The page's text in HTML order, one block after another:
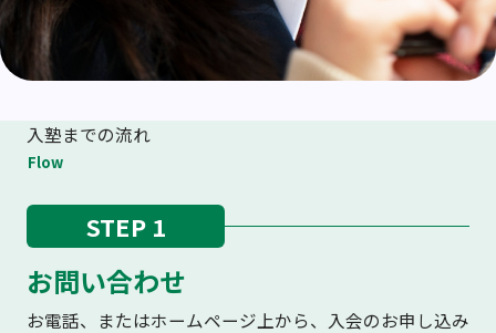
入塾までの流れ
Flow
STEP 1
お問い合わせ
お電話、またはホームページ上から、入会のお申し込み